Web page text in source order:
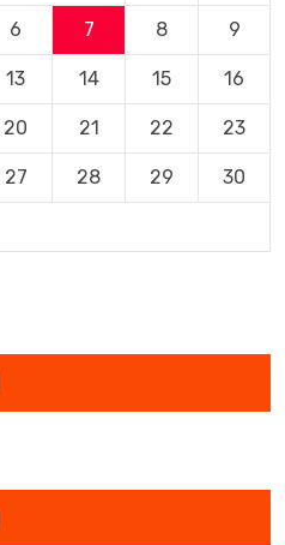
6 7 8 9
13 14 15 16
20 21 22 23
27 28 29 30